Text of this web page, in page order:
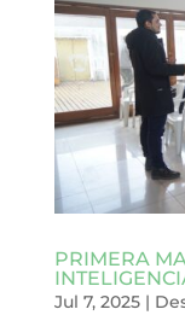
PRIMERA
Jul 7, 2025|